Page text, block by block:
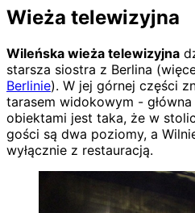
Wieża telewizyjna
Wileńska wieża telewizyjna
starsza siostra z Berlina
Berlinie). W jej górnej części
tarasem widokowym -
obiektami jest taka, że w
gości są dwa poziomy, a
wyłącznie z restauracją.